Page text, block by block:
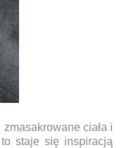
ciała i
staje się inspiracją